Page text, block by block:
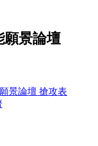
景論壇 搶攻表